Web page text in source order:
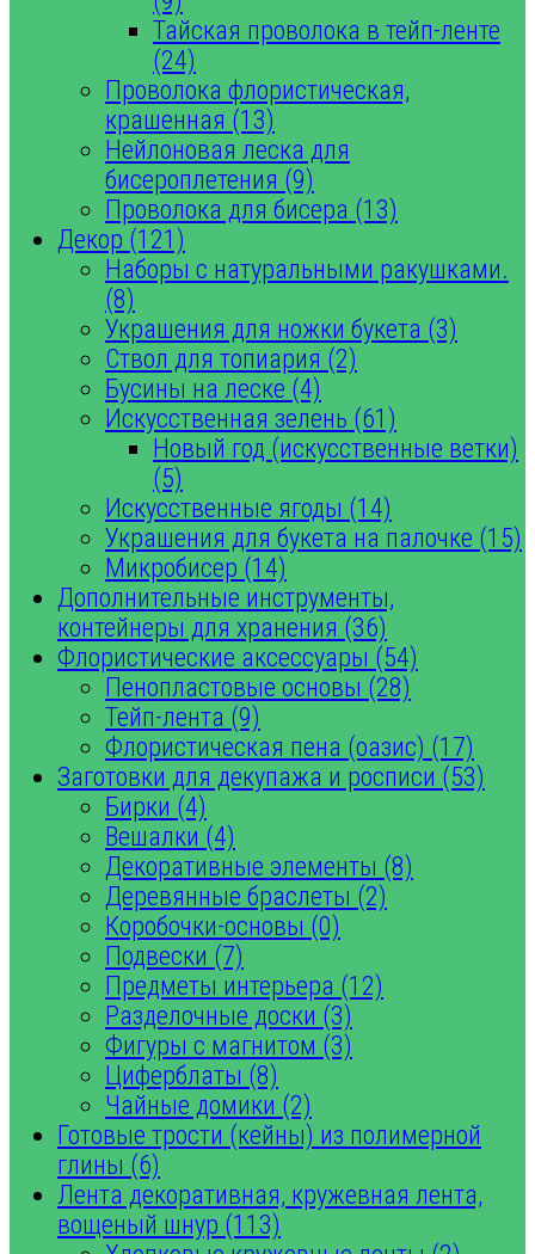
Тайская проволока в тейп-ленте
(24)
Проволока флористическая,
крашенная (13)
Нейлоновая леска для
бисероплетения (9)
Проволока для бисера (13)
Декор (121)
Наборы с натуральными ракушками.
(8)
Украшения для ножки букета (3)
Ствол для топиария (2)
Бусины на леске (4)
Искусственная зелень (61)
Новый год (искусственные ветки)
(5)
Искусственные ягоды (14)
Украшения для букета на палочке (15)
Микробисер (14)
Дополнительные инструменты,
контейнеры для хранения (36)
Флористические аксессуары (54)
Пенопластовые основы (28)
Тейп-лента (9)
Флористическая пена (оазис) (17)
Заготовки для декупажа и росписи (53)
Бирки (4)
Вешалки (4)
Декоративные элементы (8)
Деревянные браслеты (2)
Коробочки-основы (0)
Подвески (7)
Предметы интерьера (12)
Разделочные доски (3)
Фигуры с магнитом (3)
Циферблаты (8)
Чайные домики (2)
Готовые трости (кейны) из полимерной
глины (6)
Лента декоративная, кружевная лента,
вощеный шнур (113)